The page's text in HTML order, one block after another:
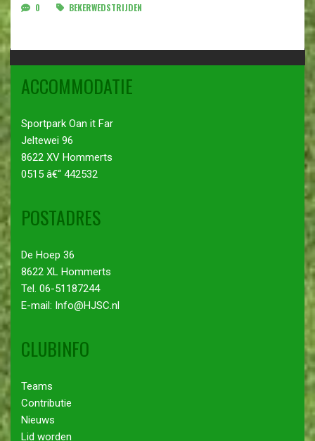
0 BEKERWEDSTRIJDEN
ACCOMMODATIE
Sportpark Oan it Far
Jeltewei 96
8622 XV Hommerts
0515 â€“ 442532
POSTADRES
De Hoep 36
8622 XL Hommerts
Tel. 06-51187244
E-mail: Info@HJSC.nl
CLUBINFO
Teams
Contributie
Nieuws
Lid worden